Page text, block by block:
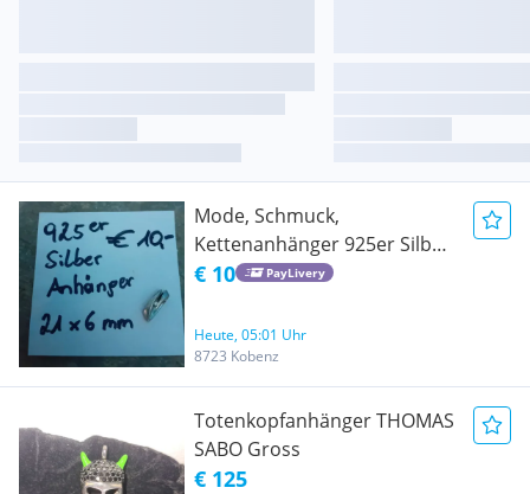
Mode, Schmuck,
Kettenanhänger 925er Silber
- günstigerer Versand
€ 10 PayLivery
Heute, 05:01 Uhr
8723 Kobenz
Totenkopfanhänger THOMAS
SABO Gross
€ 125